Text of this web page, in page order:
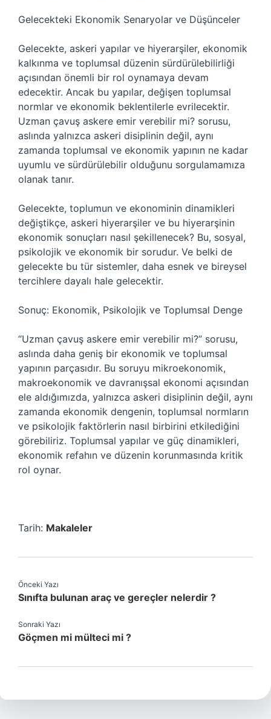
Gelecekteki Ekonomik Senaryolar ve Düşünceler
Gelecekte, askeri yapılar ve hiyerarşiler, ekonomik
kalkınma ve toplumsal düzenin sürdürülebilirliği
açısından önemli bir rol oynamaya devam
edecektir. Ancak bu yapılar, değişen toplumsal
normlar ve ekonomik beklentilerle evrilecektir.
Uzman çavuş askere emir verebilir mi? sorusu,
aslında yalnızca askeri disiplinin değil, aynı
zamanda toplumsal ve ekonomik yapının ne kadar
uyumlu ve sürdürülebilir olduğunu sorgulamamıza
olanak tanır.
Gelecekte, toplumun ve ekonominin dinamikleri
değiştikçe, askeri hiyerarşiler ve bu hiyerarşinin
ekonomik sonuçları nasıl şekillenecek? Bu, sosyal,
psikolojik ve ekonomik bir sorudur. Ve belki de
gelecekte bu tür sistemler, daha esnek ve bireysel
tercihlere dayalı hale gelecektir.
Sonuç: Ekonomik, Psikolojik ve Toplumsal Denge
“Uzman çavuş askere emir verebilir mi?” sorusu,
aslında daha geniş bir ekonomik ve toplumsal
yapının parçasıdır. Bu soruyu mikroekonomik,
makroekonomik ve davranışsal ekonomi açısından
ele aldığımızda, yalnızca askeri disiplinin değil, aynı
zamanda ekonomik dengenin, toplumsal normların
ve psikolojik faktörlerin nasıl birbirini etkilediğini
görebiliriz. Toplumsal yapılar ve güç dinamikleri,
ekonomik refahın ve düzenin korunmasında kritik
rol oynar.
Tarih: Makaleler
Önceki Yazı
Sınıfta bulunan araç ve gereçler nelerdir ?
Sonraki Yazı
Göçmen mi mülteci mi ?